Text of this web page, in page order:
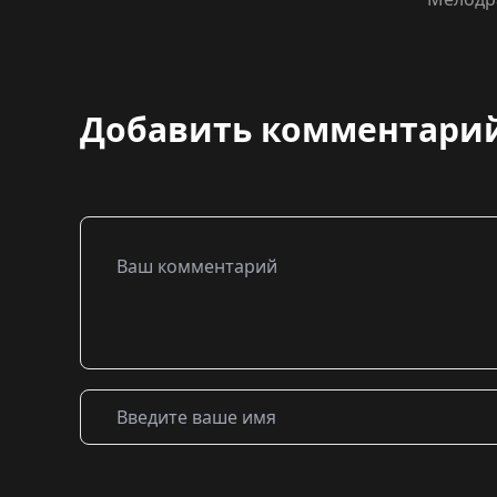
Добавить